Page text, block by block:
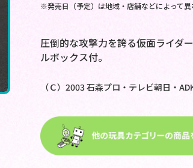
※発売日（予定）は地域・店舗などによって異
圧倒的な攻撃力を誇る仮面ライダ
ルボックス付。
（Ｃ）2003 石森プロ・テレビ朝日・